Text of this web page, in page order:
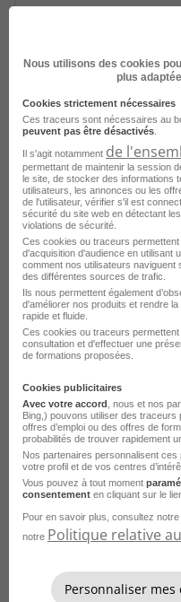
Auxiliaire de Vie
Le Mans - 72
Publié le 4 août
Je postule
Auxiliaire de Vie
Nous utilisons des cookies
plus
Cookies strictement nécessaires
Ces traceurs sont nécessaires au
peuvent pas être désactivés
Il s'agit notamment de
permettant de maintenir la session
le site, de stocker des informations
utilisateurs, les annonces ou les
de l'utilisateur, vérifier s'il est
sécurité du site web en détectant
violations de sécurité.
Ces cookies ou traceurs
d'acquisition d'audience en utilisant
comment nos utilisateurs
des différentes sources de trafic.
Ils nous permettent également
d'améliorer nos produits et rendre
rapide et fluide.
Ces cookies ou traceurs
consultation et d'effectuer une
de formations proposées.
Cookies publicitaires
Avec votre accord , nous et nos
Bing,) pouvons utiliser des
offres d’emploi ou des offres de
probabilités de trouver rapidement
Nos partenaires personnalisent
votre profil et de vos centres
Vous pouvez à tout moment
consentement en cliquant sur le
Pour en savoir plus, consultez notre
notre Politique relative
Personnaliser mes